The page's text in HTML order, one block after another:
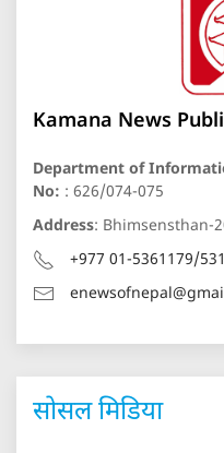
Kamana News
Department of
No: : 626/074-075
Address: Bhimsensthan-
+977 01-5361179/
सोसल मिडिया